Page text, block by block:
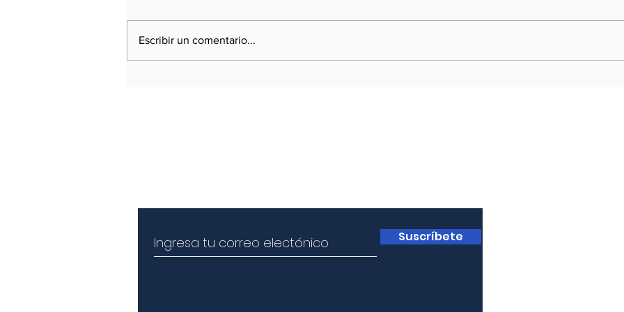
a afrontar las consecuencias del
golpe de Estado de Castillo
segunda propuesta de una nueva
Este
Escribir un comentario...
Suscríbete